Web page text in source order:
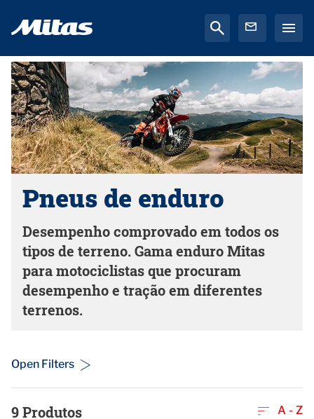
Pneus de enduro
Desempenho comprovado em todos os
tipos de terreno. Gama enduro Mitas
para motociclistas que procuram
desempenho e tração em diferentes
terrenos.
Open Filters
9Produtos A - Z